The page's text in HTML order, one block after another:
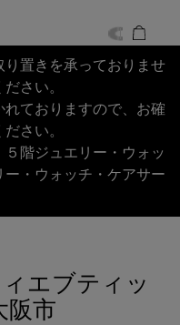
置きを承っておりませ
さい。
ておりますので、お確
さい。
階ジュエリー・ウォッ
・ウォッチ・ケアサー
エブティッ
阪市